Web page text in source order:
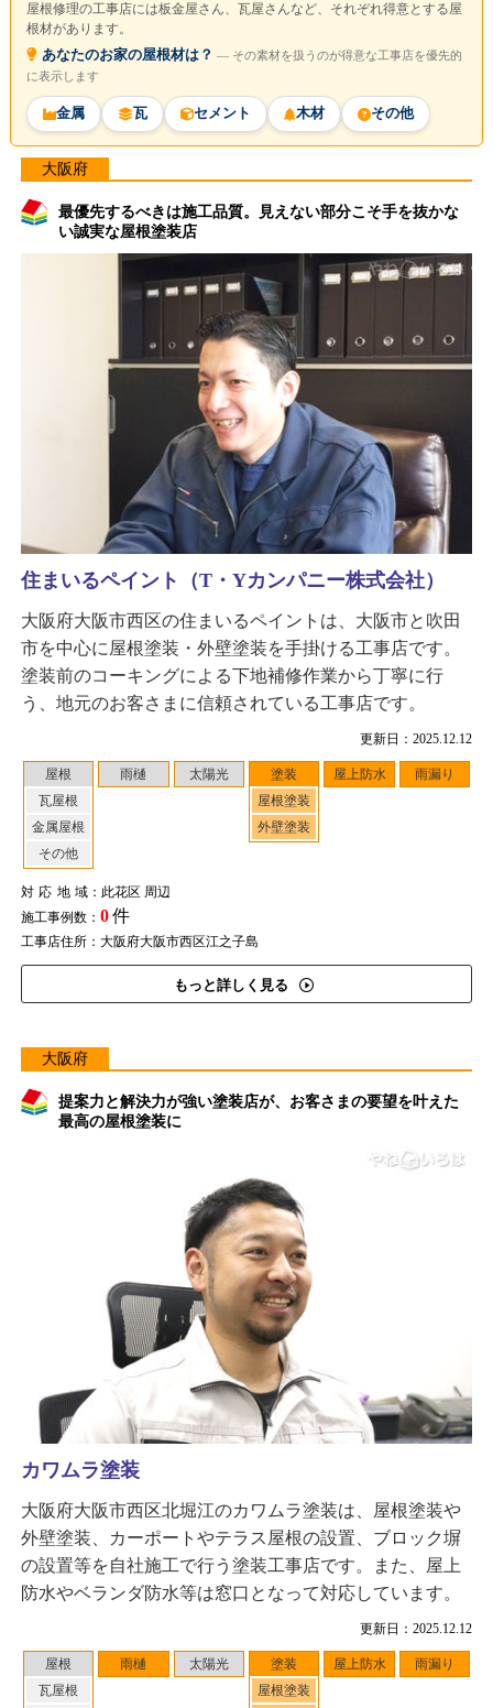
屋根修理の工事店には板金屋さん、瓦屋さんなど、それぞれ得意とする屋
根材があります。
あなたのお家の屋根材は？ ― その素材を扱うのが得意な工事店を優先的
に表示します
金属 瓦 セメント 木材 その他
大阪府
最優先するべきは施工品質。見えない部分こそ手を抜かな
い誠実な屋根塗装店
更新日：2025.12.12
屋根
瓦屋根
金属屋根
その他
雨樋 太陽光
塗装
屋根塗装
外壁塗装
屋上防水 雨漏り
対応地域：此花区 周辺
施工事例数： 0件
工事店住所：大阪府大阪市西区江之子島
もっと詳しく見る
住まいるペイント（T・Yカンパニー株式会社）
大阪府大阪市西区の住まいるペイントは、大阪市と吹田
市を中心に屋根塗装・外壁塗装を手掛ける工事店です。
塗装前のコーキングによる下地補修作業から丁寧に行
う、地元のお客さまに信頼されている工事店です。
大阪府
提案力と解決力が強い塗装店が、お客さまの要望を叶えた
最高の屋根塗装に
更新日：2025.12.12
屋根
瓦屋根
雨樋 太陽光
塗装
屋根塗装
屋上防水 雨漏り
カワムラ塗装
大阪府大阪市西区北堀江のカワムラ塗装は、屋根塗装や
外壁塗装、カーポートやテラス屋根の設置、ブロック塀
の設置等を自社施工で行う塗装工事店です。また、屋上
防水やベランダ防水等は窓口となって対応しています。